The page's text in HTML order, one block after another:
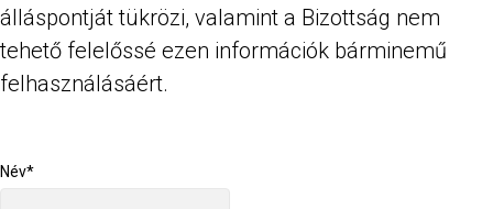
álláspontját tükrözi, valamint a Bizottság nem
tehető felelőssé ezen információk bárminemű
felhasználásáért.
Név*